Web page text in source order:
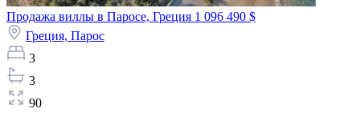
Продажа виллы в Паросе, Греция 1 096 490 $
Греция, Парос
3
3
90